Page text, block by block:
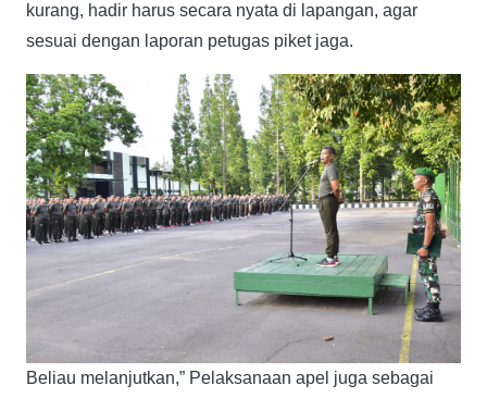
kurang, hadir harus secara nyata di lapangan, agar
sesuai dengan laporan petugas piket jaga.
Beliau melanjutkan,” Pelaksanaan apel juga sebagai